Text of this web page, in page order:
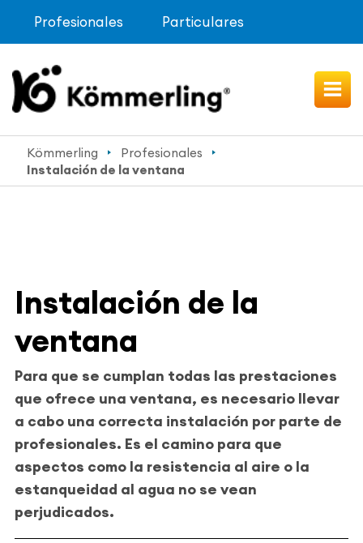
Profesionales Particulares
Kömmerling
Profesionales
Instalación de la ventana
Instalación de la
ventana
Para que se cumplan todas las prestaciones
que ofrece una ventana, es necesario llevar
a cabo una correcta instalación por parte de
profesionales. Es el camino para que
aspectos como la resistencia al aire o la
estanqueidad al agua no se vean
perjudicados.